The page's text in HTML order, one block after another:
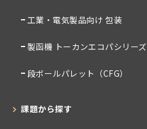
工業・電気製品向け 包装
製函機 トーカンエコパシリーズ
段ボールパレット（CFG）
課題から探す